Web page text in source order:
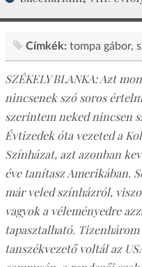
Címkék: tompa gábor
SZÉKELY BLANKA: Azt
nincsenek szó soros
szerintem neked nincsen
Évtizedek óta vezeted a
Színházat, azt azonban
éve tanítasz Amerikában.
már veled színházról,
vagyok a véleményedre
tapasztalható.
tanszékvezető voltál az